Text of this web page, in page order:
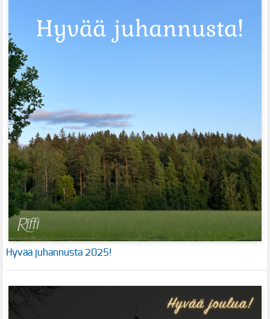
Hyvää juhannusta 2025!